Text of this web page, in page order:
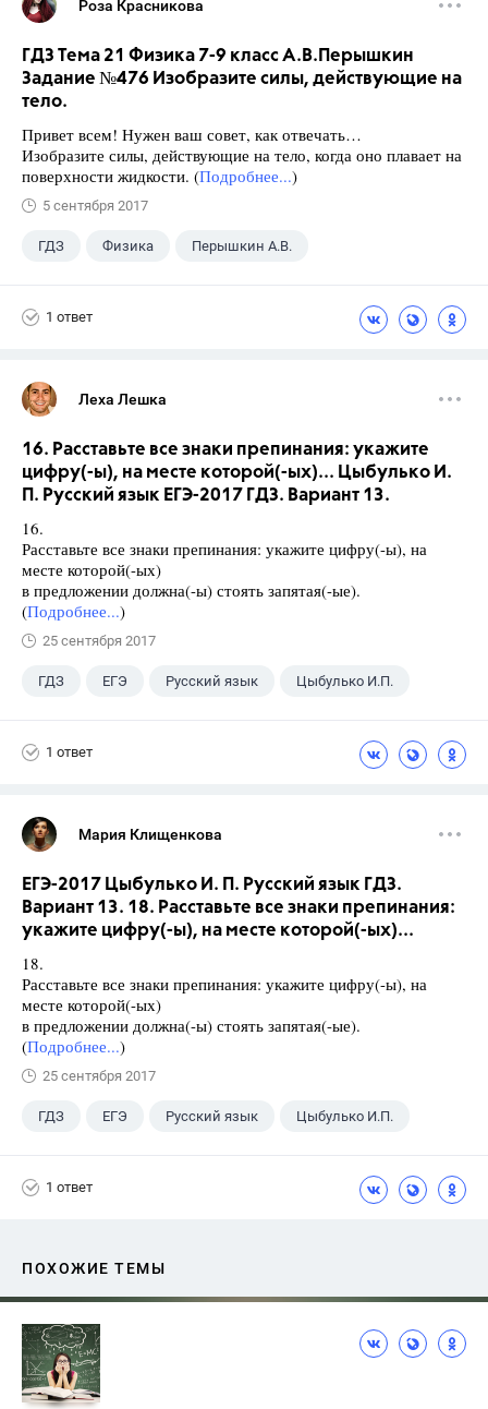
Роза Красникова
ГДЗ Тема 21 Физика 7-9 класс А.В.Перышкин
Задание №476 Изобразите силы, действующие на
тело.
Привет всем! Нужен ваш совет, как отвечать…
Изобразите силы, действующие на тело, когда оно плавает на
поверхности жидкости. (Подробнее...)
5 сентября 2017
ГДЗ Физика Перышкин А.В.
1 ответ
Леха Лешка
16. Расставьте все знаки препинания: укажите
цифру(-ы), на месте которой(-ых)... Цыбулько И.
П. Русский язык ЕГЭ-2017 ГДЗ. Вариант 13.
16.
Расставьте все знаки препинания: укажите цифру(-ы), на
месте которой(-ых)
в предложении должна(-ы) стоять запятая(-ые).
(Подробнее...)
25 сентября 2017
ГДЗ ЕГЭ Русский язык Цыбулько И.П.
1 ответ
Мария Клищенкова
ЕГЭ-2017 Цыбулько И. П. Русский язык ГДЗ.
Вариант 13. 18. Расставьте все знаки препинания:
укажите цифру(-ы), на месте которой(-ых)...
18.
Расставьте все знаки препинания: укажите цифру(-ы), на
месте которой(-ых)
в предложении должна(-ы) стоять запятая(-ые).
(Подробнее...)
25 сентября 2017
ГДЗ ЕГЭ Русский язык Цыбулько И.П.
1 ответ
ПОХОЖИЕ ТЕМЫ